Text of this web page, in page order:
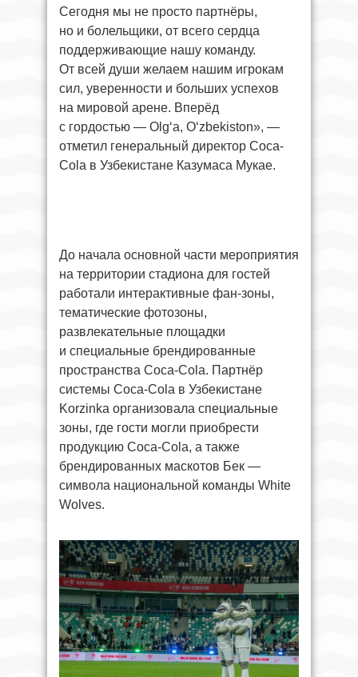
Сегодня мы не просто партнёры,
но и болельщики, от всего сердца
поддерживающие нашу команду.
От всей души желаем нашим игрокам
сил, уверенности и больших успехов
на мировой арене. Вперёд
с гордостью — Olg‘a, O‘zbekiston», —
отметил генеральный директор Coca-
Cola в Узбекистане Казумаса Мукае.
До начала основной части мероприятия
на территории стадиона для гостей
работали интерактивные фан-зоны,
тематические фотозоны,
развлекательные площадки
и специальные брендированные
пространства Coca-Cola. Партнёр
системы Coca-Cola в Узбекистане
Korzinka организовала специальные
зоны, где гости могли приобрести
продукцию Coca-Cola, а также
брендированных маскотов Бек —
символа национальной команды White
Wolves.